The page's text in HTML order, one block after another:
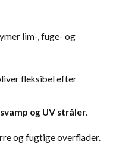
lim-, fuge- og
fleksibel efter
og UV stråler.
og fugtige overflader.